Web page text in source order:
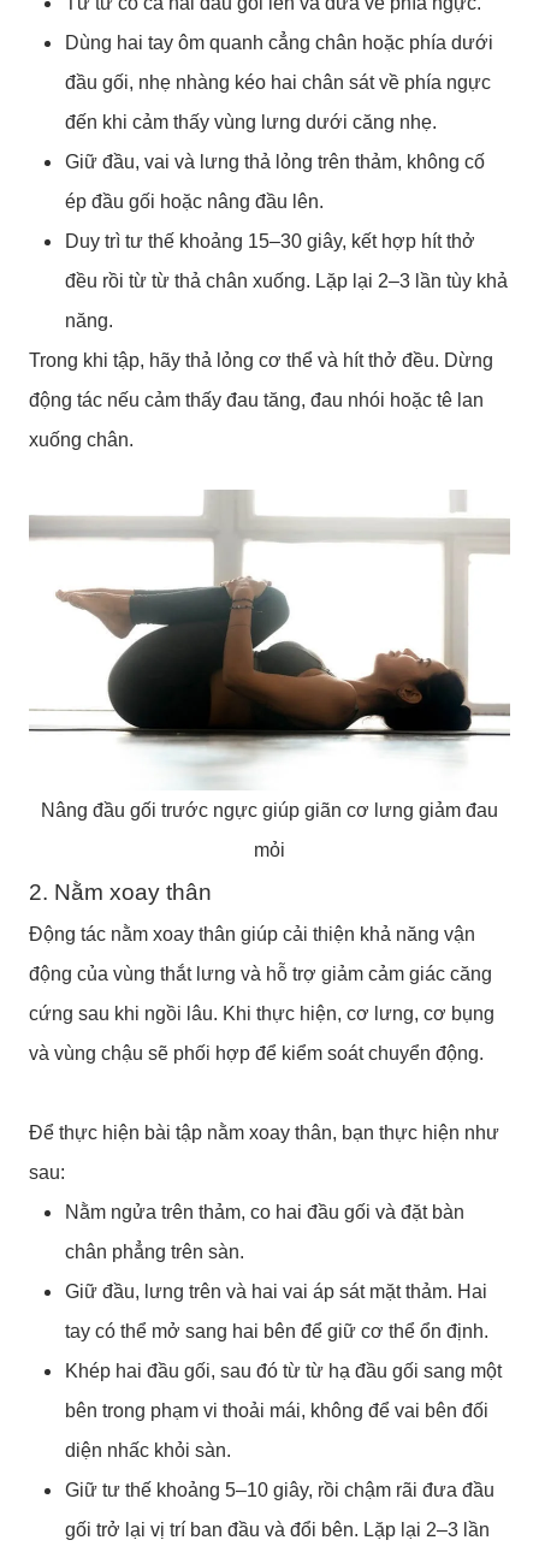
Dùng hai tay ôm quanh cẳng chân hoặc phía dưới
đầu gối, nhẹ nhàng kéo hai chân sát về phía ngực
đến khi cảm thấy vùng lưng dưới căng nhẹ.
Giữ đầu, vai và lưng thả lỏng trên thảm, không cố
ép đầu gối hoặc nâng đầu lên.
Duy trì tư thế khoảng 15–30 giây, kết hợp hít thở
đều rồi từ từ thả chân xuống. Lặp lại 2–3 lần tùy khả
năng.
Trong khi tập, hãy thả lỏng cơ thể và hít thở đều. Dừng
động tác nếu cảm thấy đau tăng, đau nhói hoặc tê lan
xuống chân.
Nâng đầu gối trước ngực giúp giãn cơ lưng giảm đau
mỏi
2. Nằm xoay thân
Động tác nằm xoay thân giúp cải thiện khả năng vận
động của vùng thắt lưng và hỗ trợ giảm cảm giác căng
cứng sau khi ngồi lâu. Khi thực hiện, cơ lưng, cơ bụng
và vùng chậu sẽ phối hợp để kiểm soát chuyển động.
Để thực hiện bài tập nằm xoay thân, bạn thực hiện như
sau:
Nằm ngửa trên thảm, co hai đầu gối và đặt bàn
chân phẳng trên sàn.
Giữ đầu, lưng trên và hai vai áp sát mặt thảm. Hai
tay có thể mở sang hai bên để giữ cơ thể ổn định.
Khép hai đầu gối, sau đó từ từ hạ đầu gối sang một
bên trong phạm vi thoải mái, không để vai bên đối
diện nhấc khỏi sàn.
Giữ tư thế khoảng 5–10 giây, rồi chậm rãi đưa đầu
gối trở lại vị trí ban đầu và đổi bên. Lặp lại 2–3 lần